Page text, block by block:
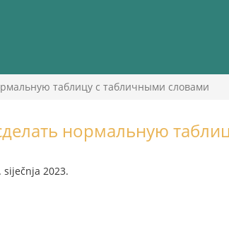
таблицу с табличными словами
нормальную
siječnja 2023.